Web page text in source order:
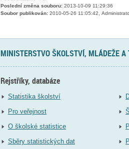
Poslední změna souboru:2013-10-09 11:29:36
Soubor publikován:2010-05-26 11:05:42,
MINISTERSTVO ŠKOLSTVÍ, MLÁDEŽE A
Rejstříky, databáze
Statistika školství
Pro veřejnost
O školské statistice
Sběry statistických dat